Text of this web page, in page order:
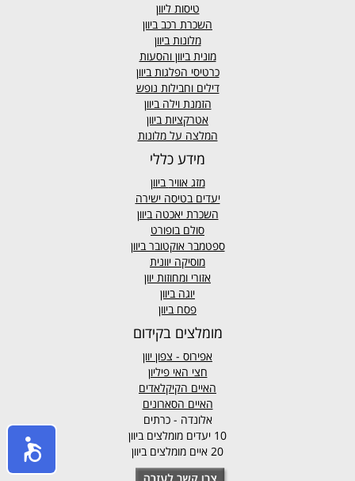
טיסות ליוון
השכרת רכב ביוון
מלונות ביוון
מונית ביוון והסעות
כרטיסי הפלגות ביוון
דילים וחבילות נופש
הזמנת וילה ביוון
אטרקציות ביוון
המלצה על מלונות
מידע כללי
מזג אווירביוון
יעדים בטיסה ישירה
השכרת יאכטה ביוון
סולם בופורט
ספטמבר אוקטובר ביוון
מוסיקה יוונית
אזורי ומחוזות יוון
יוגה ביוון
פסח ביוון
מומלצים בקידום
אפירוס - צפון יוון
חצי האי פיליון
האיים הקיקלאדים
האיים הסארונים
אלונדה - כרתים
10 יעדים מומלצים ביוון
20 איים מומלצים ביוון